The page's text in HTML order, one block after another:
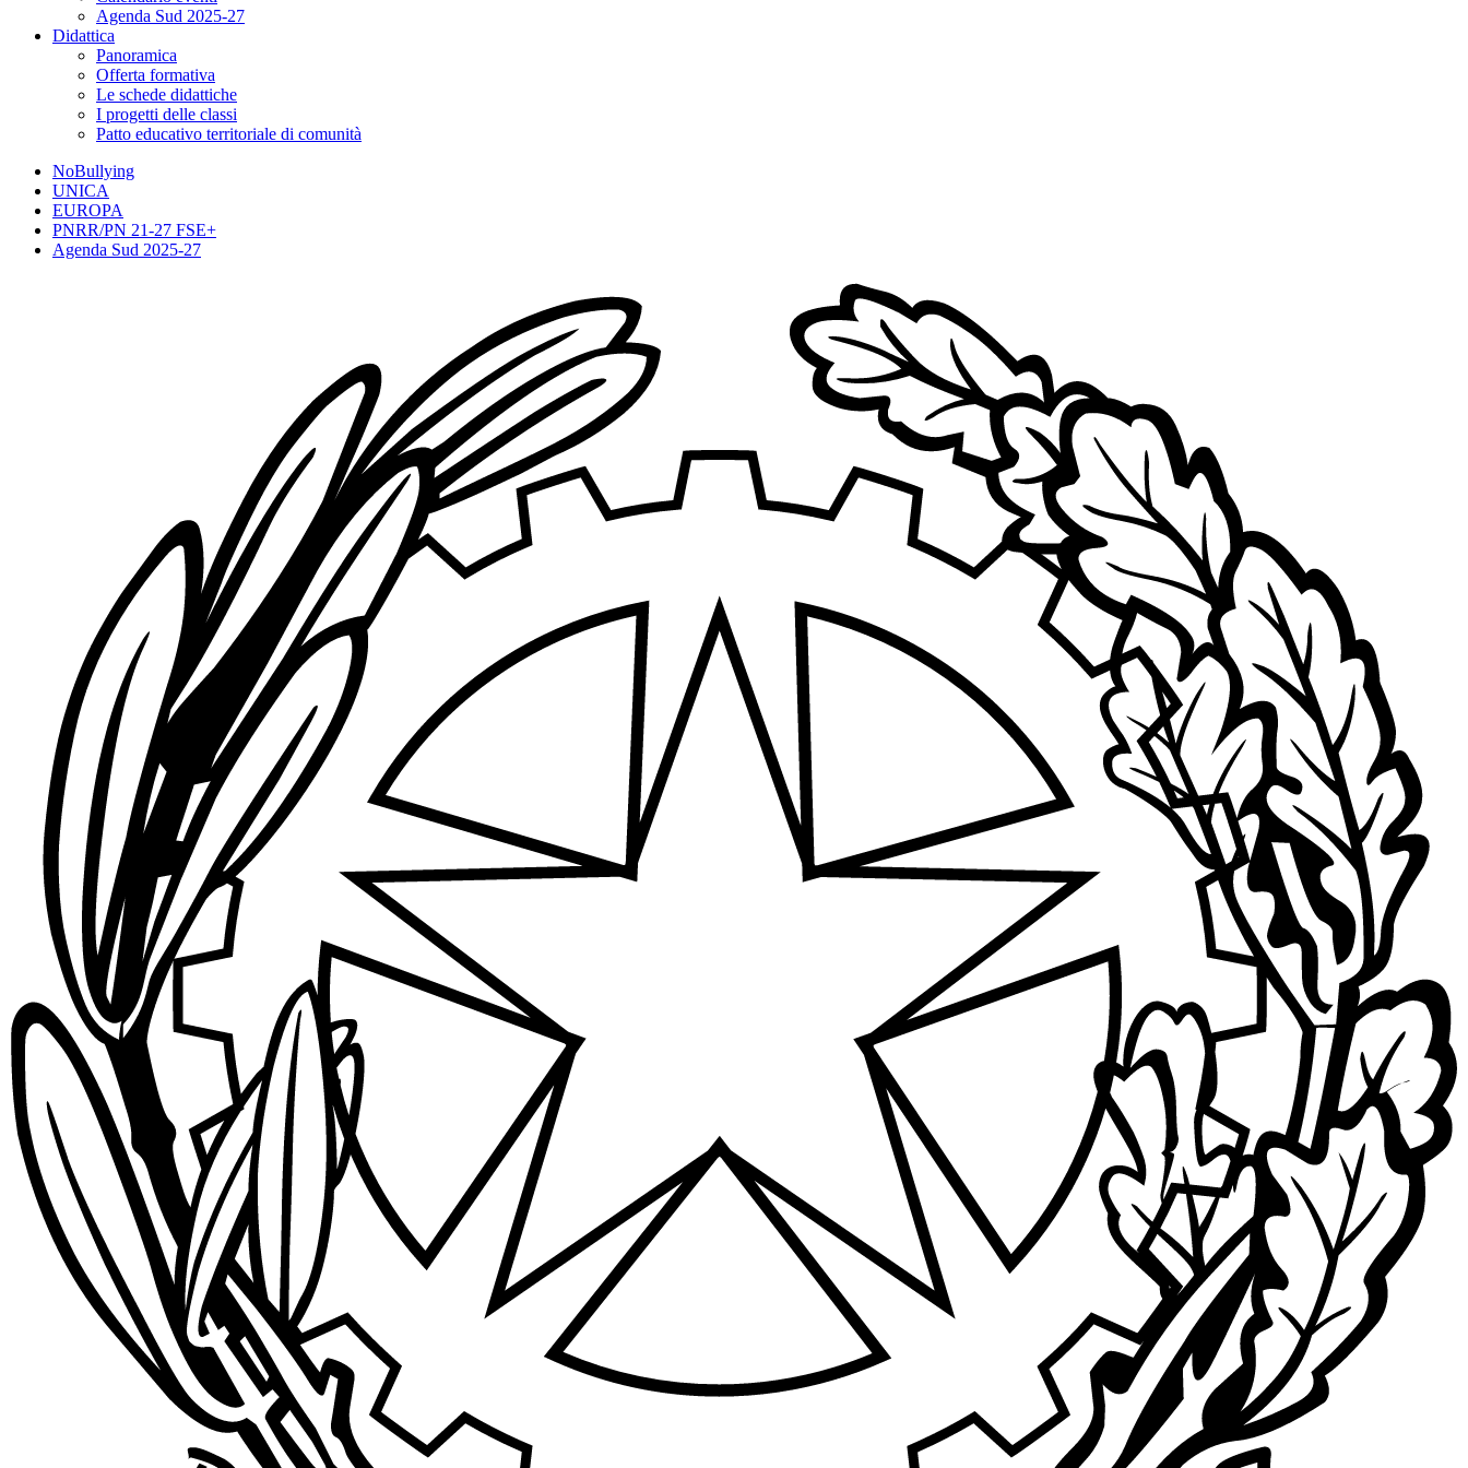
Agenda Sud 2025-27
Didattica
Panoramica
Offerta formativa
Le schede didattiche
I progetti delle classi
Patto educativo territoriale di comunità
NoBullying
UNICA
EUROPA
PNRR/PN 21-27 FSE+
Agenda Sud 2025-27